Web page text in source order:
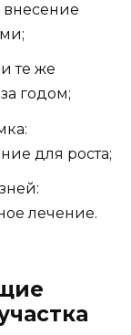
внесение
те же
годом;
для роста;
лечение.